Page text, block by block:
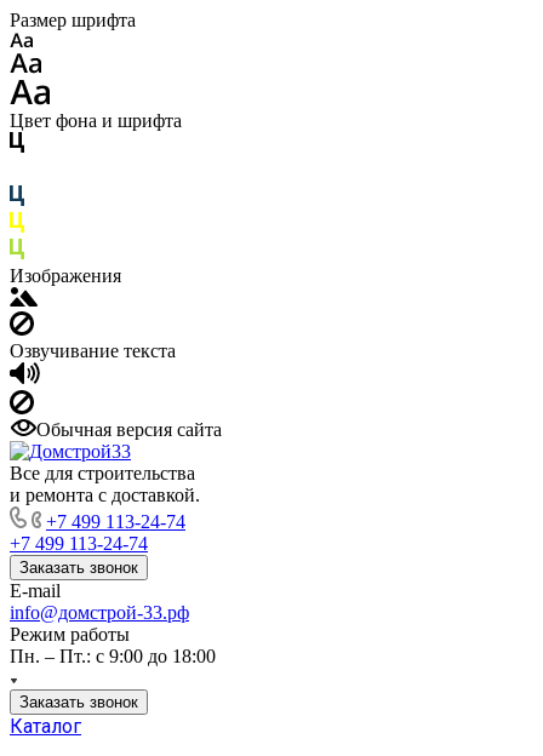
Размер шрифта
Цвет фона и шрифта
Изображения
Озвучивание текста
Обычная версия сайта
Все для строительства
и ремонта с доставкой.
+7 499 113-24-74
+7 499 113-24-74
Заказать звонок
E-mail
info@домстрой-33.рф
Режим работы
Пн. – Пт.: с 9:00 до 18:00
Заказать звонок
Каталог